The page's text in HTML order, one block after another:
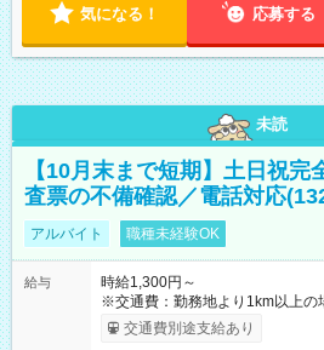
気になる！ 応募する
未読
【10月末まで短期】土日祝完
査票の不備確認／電話対応
アルバイト 職種未経験OK
給与
時給1,300円～
※交通費：勤務地より1km以上の
2,500円/日） ※残業代：残業発
給与変動なし ＜ 収入例 ＞ ■週5日勤務の場合… 月収22万8,800
交通費別途支給あり